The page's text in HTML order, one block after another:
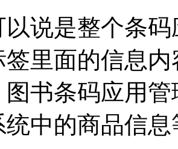
说是整个条
签里面的信息
书条码应用
中的商品信息